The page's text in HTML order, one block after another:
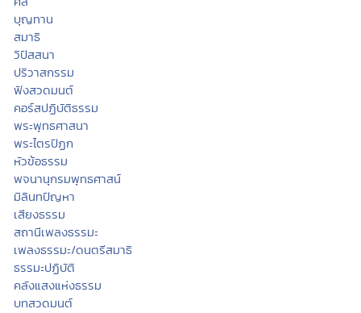
บุญทาน
สมาธิ
วิปัสสนา
ปริวาสกรรม
ฟังสวดมนต์
คอร์สปฏิบัติธรรม
พระพุทธศาสนา
พระไตรปิฏก
หัวข้อธรรม
พจนานุกรมพุทธศาสน์
มิลินทปัญหา
เสียงธรรม
สถานีเพลงธรรมะ
เพลงธรรมะ/ดนตรีสมาธิ
ธรรมะปฏิบัติ
คลังแสงแห่งธรรม
บทสวดมนต์